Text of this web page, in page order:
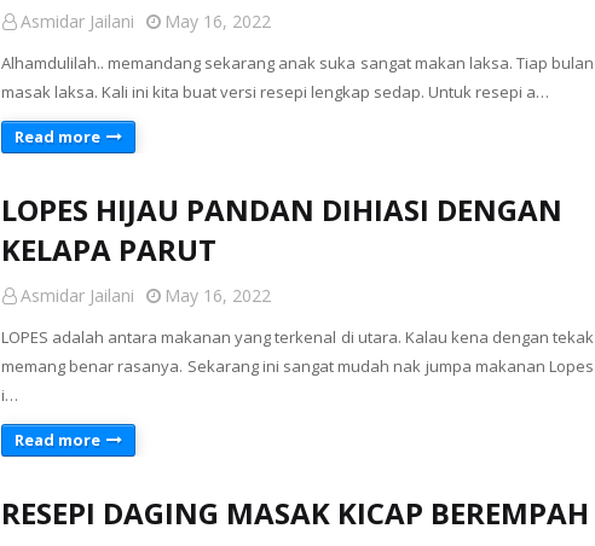
Asmidar Jailani May 16, 2022
Alhamdulilah.. memandang sekarang anak suka sangat makan laksa. Tiap bulan
masak laksa. Kali ini kita buat versi resepi lengkap sedap. Untuk resepi a…
Read more
LOPES HIJAU PANDAN DIHIASI DENGAN
KELAPA PARUT
Asmidar Jailani May 16, 2022
LOPES adalah antara makanan yang terkenal di utara. Kalau kena dengan tekak
memang benar rasanya. Sekarang ini sangat mudah nak jumpa makanan Lopes
i…
Read more
RESEPI DAGING MASAK KICAP BEREMPAH